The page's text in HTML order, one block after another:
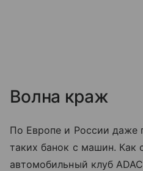
Волна краж
По Европе и России даже
таких банок с машин. Как
автомобильный клуб